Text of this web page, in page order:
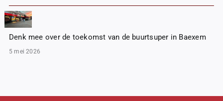
Denk mee over de toekomst van de buurtsuper in Baexem
5 mei 2026